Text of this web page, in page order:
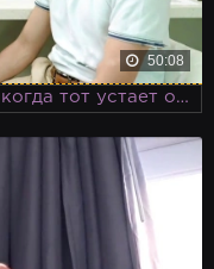
50:08